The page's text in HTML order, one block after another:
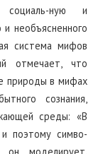
социаль-ную и
и необъясненного
система мифов
отмечает, что
природы в мифах
сознания,
среды: «В
поэтому симво-